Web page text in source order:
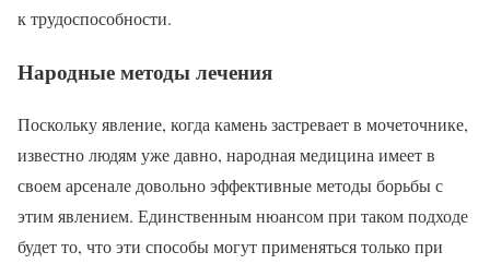
к трудоспособности.
Народные методы лечения
Поскольку явление, когда камень застревает в мочеточнике,
известно людям уже давно, народная медицина имеет в
своем арсенале довольно эффективные методы борьбы с
этим явлением. Единственным нюансом при таком подходе
будет то, что эти способы могут применяться только при